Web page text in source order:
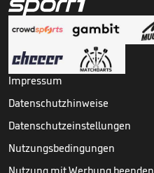
Impressum
Datenschutzhinweise
Datenschutzeinstellungen
Nutzungsbedingungen